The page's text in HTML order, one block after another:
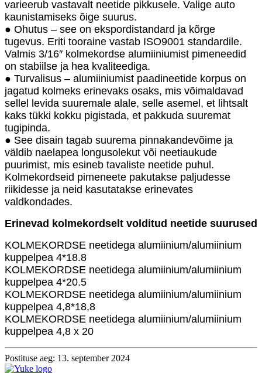
varieerub vastavalt neetide pikkusele. Valige auto
kaunistamiseks õige suurus.
● Ohutus – see on ekspordistandard ja kõrge
tugevus. Eriti tooraine vastab ISO9001 standardile.
Valmis 3/16″ kolmekordse alumiiniumist pimeneedid
on stabiilse ja hea kvaliteediga.
● Turvalisus – alumiiniumist paadineetide korpus on
jagatud kolmeks erinevaks osaks, mis võimaldavad
sellel levida suuremale alale, selle asemel, et lihtsalt
kaks tükki kokku pigistada, et pakkuda suuremat
tugipinda.
● See disain tagab suurema pinnakandevõime ja
väldib naelapea longusolekut või neetiaukude
puurimist, mis esineb tavaliste neetide puhul.
Kolmekordseid pimeneete pakutakse paljudesse
riikidesse ja neid kasutatakse erinevates
valdkondades.
Erinevad kolmekordselt volditud neetide suurused
KOLMEKORDSE neetidega alumiinium/alumiinium
kuppelpea 4*18.8
KOLMEKORDSE neetidega alumiinium/alumiinium
kuppelpea 4*20.5
KOLMEKORDSE neetidega alumiinium/alumiinium
kuppelpea 4,8*18,8
KOLMEKORDSE neetidega alumiinium/alumiinium
kuppelpea 4,8 x 20
Postituse aeg: 13. september 2024